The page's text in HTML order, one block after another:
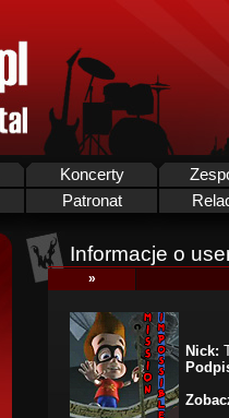
Koncerty
Patronat
Informacje o
»
Nick: